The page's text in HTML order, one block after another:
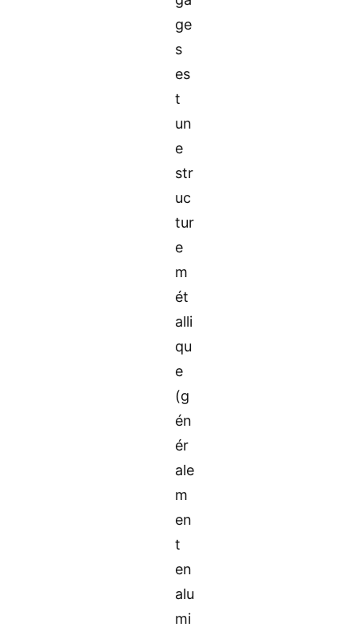
ge
s
es
t
un
e
str
uc
tur
e
m
ét
alli
qu
e
(g
én
ér
ale
m
en
t
en
alu
mi